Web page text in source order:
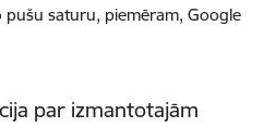
pušu saturu, piemēram, Google
par izmantotajām